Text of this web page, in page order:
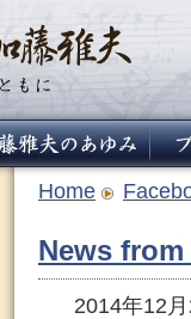
Home
News from
2014年12